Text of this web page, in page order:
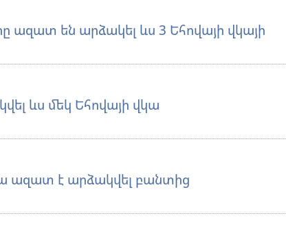
ազատ են արձակել ևս 3 Եհովայի վկայի
ևս մեկ Եհովայի վկա
ազատ է արձակվել բանտից